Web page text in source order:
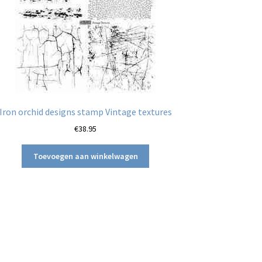
Iron orchid designs stamp Vintage textures
€38.95
Toevoegen aan winkelwagen